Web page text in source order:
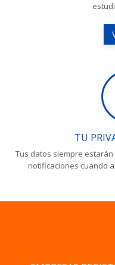
TU
Tus datos siempre
notificaciones cuando